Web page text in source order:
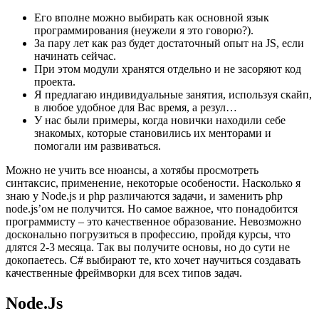
Его вполне можно выбирать как основной язык
программирования (неужели я это говорю?).
За пару лет как раз будет достаточный опыт на JS, если
начинать сейчас.
При этом модули хранятся отдельно и не засоряют код
проекта.
Я предлагаю индивидуальные занятия, используя скайп,
в любое удобное для Вас время, а резул…
У нас были примеры, когда новички находили себе
знакомых, которые становились их менторами и
помогали им развиваться.
Можно не учить все нюансы, а хотябы просмотреть
синтаксис, применение, некоторые особености. Насколько я
знаю у Node.js и php различаются задачи, и заменить php
node.js’ом не получится. Но самое важное, что понадобится
программисту – это качественное образование. Невозможно
досконально погрузиться в профессию, пройдя курсы, что
длятся 2-3 месяца. Так вы получите основы, но до сути не
докопаетесь. C# выбирают те, кто хочет научиться создавать
качественные фреймворки для всех типов задач.
Node.Js